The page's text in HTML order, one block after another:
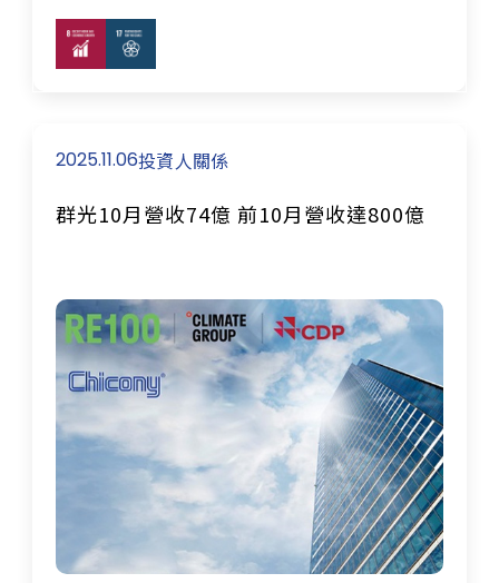
2025.11.06投資人關係
群光10月營收74億 前10月營收達800億